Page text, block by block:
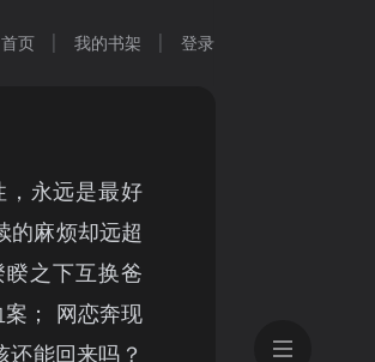
首页 我的书架 登录
，永远是最好
的麻烦却远超
之下互换爸
； 网恋奔现
还能回来吗？